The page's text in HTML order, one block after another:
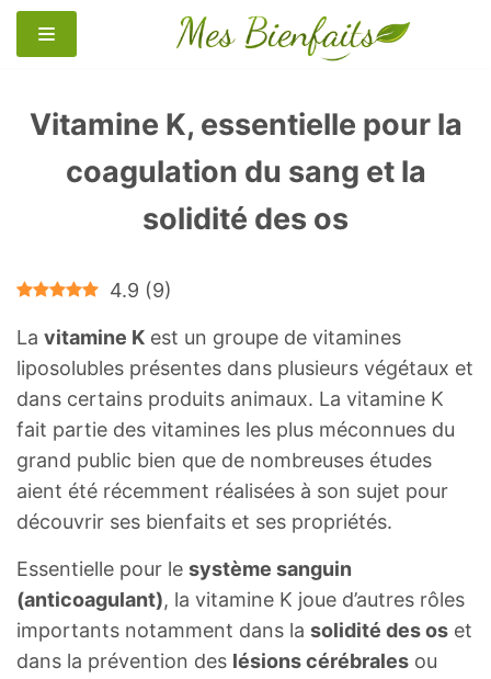
Aller
au
Vitamine K, essentielle pour la
coagulation du sang et la
solidité des os
4.9 (9)
La vitamine K est un groupe de vitamines
liposolubles présentes dans plusieurs végétaux et
dans certains produits animaux. La vitamine K
fait partie des vitamines les plus méconnues du
grand public bien que de nombreuses études
aient été récemment réalisées à son sujet pour
découvrir ses bienfaits et ses propriétés.
Essentielle pour le système sanguin
(anticoagulant), la vitamine K joue d’autres rôles
importants notamment dans la solidité des os et
dans la prévention des lésions cérébrales ou